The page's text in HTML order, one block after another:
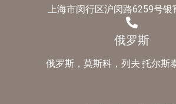
上海市闵行区沪闵路6259号银
俄罗斯
俄罗斯，莫斯科，列夫·托尔斯